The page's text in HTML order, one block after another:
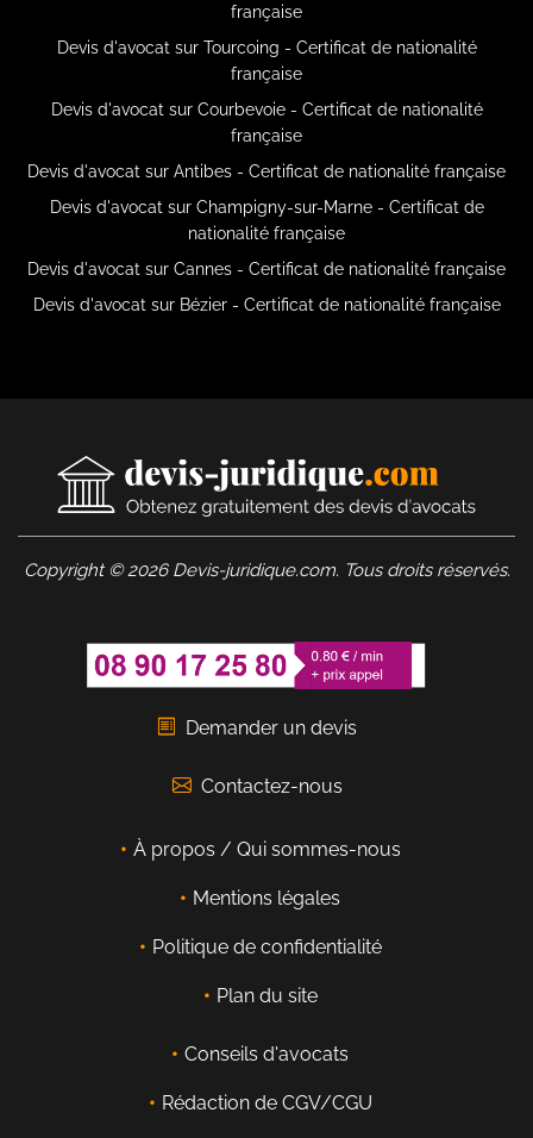
française
Devis d'avocat sur Tourcoing - Certificat de nationalité
française
Devis d'avocat sur Courbevoie - Certificat de nationalité
française
Devis d'avocat sur Antibes - Certificat de nationalité française
Devis d'avocat sur Champigny-sur-Marne - Certificat de
nationalité française
Devis d'avocat sur Cannes - Certificat de nationalité française
Devis d'avocat sur Bézier - Certificat de nationalité française
Copyright © 2026 Devis-juridique.com. Tous droits réservés.
Demander un devis
Contactez-nous
À propos / Qui sommes-nous
Mentions légales
Politique de confidentialité
Plan du site
Conseils d'avocats
Rédaction de CGV/CGU